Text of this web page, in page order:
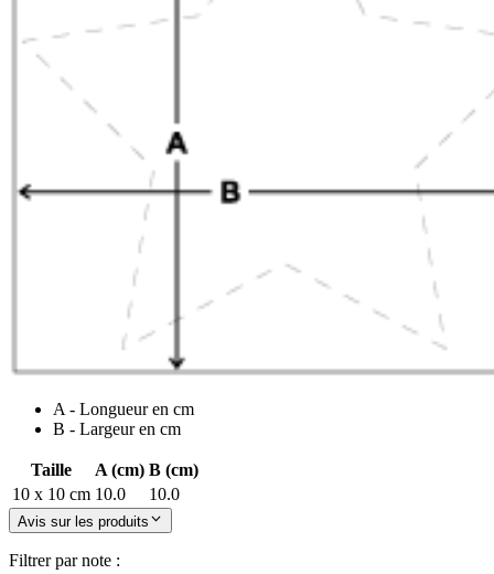
A - Longueur en cm
B - Largeur en cm
Taille A (cm) B (cm)
10 x 10 cm 10.0 10.0
Avis sur les produits
Filtrer par note :